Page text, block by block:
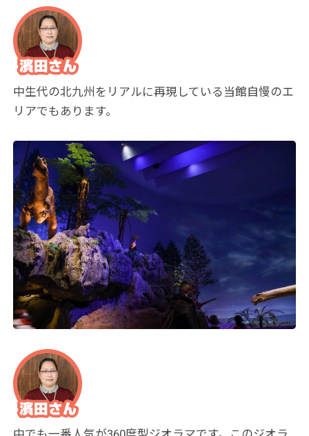
中生代の北九州をリアルに再現している当館自慢のエ
リアでもあります。